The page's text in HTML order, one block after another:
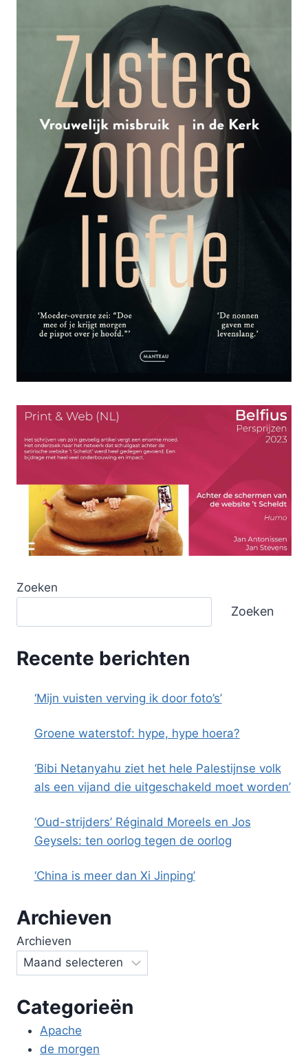
Zoeken
Zoeken
Recente berichten
‘Mijn vuisten verving ik door foto’s’
Groene waterstof: hype, hype hoera?
‘Bibi Netanyahu ziet het hele Palestijnse volk
als een vijand die uitgeschakeld moet worden’
‘Oud-strijders’ Réginald Moreels en Jos
Geysels: ten oorlog tegen de oorlog
‘China is meer dan Xi Jinping’
Archieven
Archieven
Categorieën
Apache
de morgen